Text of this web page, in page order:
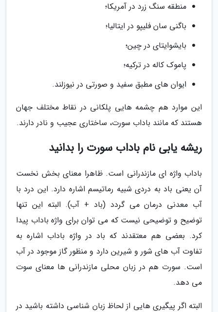
منطقه سنگ زرد در آمریکا؛
باگنی سان فلیپو در ایتالیا؛
بایشوایتای در چین؛
پاموک کاله در ترکیه؛
ایوان های مطبق سفید و صورتی در نیوزلند.
این موارد هم چشمه هایی پلکانی در نقاط مختلف جهان
هستند که مانند باداب سورت، ساختاری عجیب و نادر دارند.
ریشه یابی نام باداب سورت را بدانید
باداب واژه ای مازندرانی است. ظاهرا معنای بخش نخست
آن یعنی باد به دردی شبیه رماتیسم اشاره دارد. این درد با
آب معدنی درمان می گردد (باد + آب). البته این تنها
توضیح و توضیحی نیست که می توان برای واژه باداب پیدا
کرد. بعضی هم معتقدند که باد در واژه باداب اشاره به
تفاوت آب های شور و شیرین دارد و منظور گاز موجود در آب
است. سورت هم در زبان محلی مازندرانی ها معنای سوت
می دهد.
البته اگر پیگیری هایی از لحاظ زبان شناسی داشته باشید در